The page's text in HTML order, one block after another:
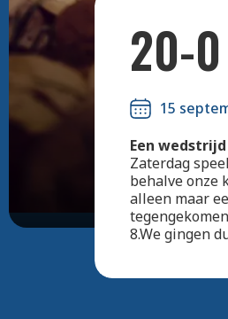
20-0
15
Een
Zaterdag
behalve onze
alleen maar
8.We gingen